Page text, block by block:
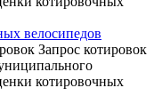
велосипедов
Запрос котировок
котировочных